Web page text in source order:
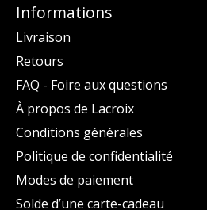
Informations
Livraison
Retours
FAQ - Foire aux questions
À propos de Lacroix
Conditions générales
Politique de confidentialité
Modes de paiement
Solde d’une carte-cadeau